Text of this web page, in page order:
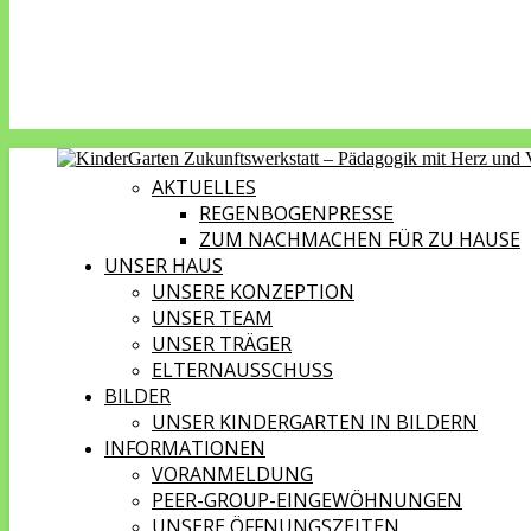
AKTUELLES
REGENBOGENPRESSE
ZUM NACHMACHEN FÜR ZU HAUSE
UNSER HAUS
UNSERE KONZEPTION
UNSER TEAM
UNSER TRÄGER
ELTERNAUSSCHUSS
BILDER
UNSER KINDERGARTEN IN BILDERN
INFORMATIONEN
VORANMELDUNG
PEER-GROUP-EINGEWÖHNUNGEN